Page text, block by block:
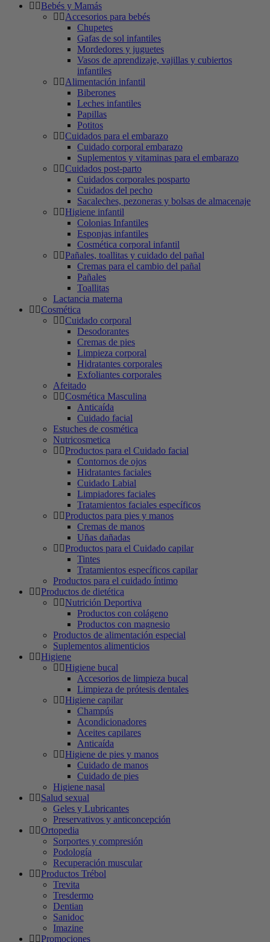
Bebés y Mamás
Accesorios para bebés
Chupetes
Gafas de sol infantiles
Mordedores y juguetes
Vasos de aprendizaje, vajillas y cubiertos
infantiles
Alimentación infantil
Biberones
Leches infantiles
Papillas
Potitos
Cuidados para el embarazo
Cuidado corporal embarazo
Suplementos y vitaminas para el embarazo
Cuidados post-parto
Cuidados corporales posparto
Cuidados del pecho
Sacaleches, pezoneras y bolsas de almacenaje
Higiene infantil
Colonias Infantiles
Esponjas infantiles
Cosmética corporal infantil
Pañales, toallitas y cuidado del pañal
Cremas para el cambio del pañal
Pañales
Toallitas
Lactancia materna
Cosmética
Cuidado corporal
Desodorantes
Cremas de pies
Limpieza corporal
Hidratantes corporales
Exfoliantes corporales
Afeitado
Cosmética Masculina
Anticaída
Cuidado facial
Estuches de cosmética
Nutricosmetica
Productos para el Cuidado facial
Contornos de ojos
Hidratantes faciales
Cuidado Labial
Limpiadores faciales
Tratamientos faciales específicos
Productos para pies y manos
Cremas de manos
Uñas dañadas
Productos para el Cuidado capilar
Tintes
Tratamientos específicos capilar
Productos para el cuidado íntimo
Productos de dietética
Nutrición Deportiva
Productos con colágeno
Productos con magnesio
Productos de alimentación especial
Suplementos alimenticios
Higiene
Higiene bucal
Accesorios de limpieza bucal
Limpieza de prótesis dentales
Higiene capilar
Champús
Acondicionadores
Aceites capilares
Anticaída
Higiene de pies y manos
Cuidado de manos
Cuidado de pies
Higiene nasal
Salud sexual
Geles y Lubricantes
Preservativos y anticoncepción
Ortopedia
Sorportes y compresión
Podología
Recuperación muscular
Productos Trébol
Trevita
Tresdermo
Dentian
Sanidoc
Imazine
Promociones